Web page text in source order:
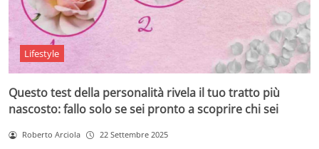
Lifestyle
Questo test della personalità rivela il tuo tratto più
nascosto: fallo solo se sei pronto a scoprire chi sei
Roberto Arciola 22 Settembre 2025